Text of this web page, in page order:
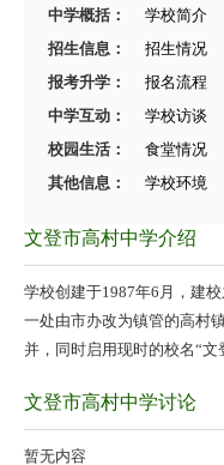
中学概括： 学校简介
招生信息：
招生情况
报考升学：
报名流程
中学互动：
学校访谈
校园生活：
食堂情况
其他信息：
学校环境
文登市高村中学介绍
学校创建于1987年6月，建
一处由市办改为镇管的高村
并，同时启用现时的校名“文
文登市高村中学讨论
暂无内容